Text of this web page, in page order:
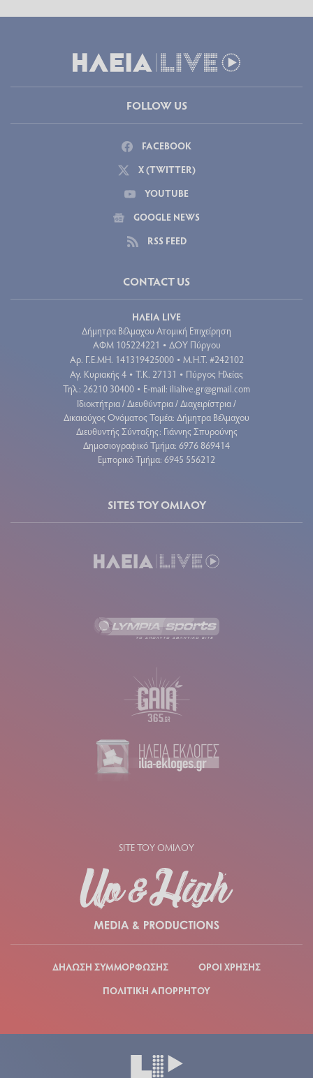
FOLLOW US
FACEBOOK
X (TWITTER)
YOUTUBE
GOOGLE NEWS
RSS FEED
CONTACT US
ΗΛΕΙΑ LIVE
Δήμητρα Βέλμαχου Ατομική Επιχείρηση
ΑΦΜ 105224221 • ΔΟΥ Πύργου
Aρ. Γ.Ε.ΜΗ. 141319425000 • Μ.Η.Τ. #242102
Αγ. Κυριακής 4 • Τ.Κ. 27131 • Πύργος Ηλείας
Τηλ.: 26210 30400 • E-mail: ilialive.gr@gmail.com
Ιδιοκτήτρια / Διευθύντρια / Διαχειρίστρια /
Δικαιούχος Ονόματος Τομέα: Δήμητρα Βέλμαχου
Διευθυντής Σύνταξης: Γιάννης Σπυρούνης
Δημοσιογραφικό Τμήμα: 6976 869414
Εμπορικό Τμήμα: 6945 556212
SITES ΤΟΥ ΟΜΙΛΟΥ
SITE ΤΟΥ ΟΜΙΛΟΥ
ΔΗΛΩΣΗ ΣΥΜΜΟΡΦΩΣΗΣ
ΟΡΟΙ ΧΡΗΣΗΣ
ΠΟΛΙΤΙΚΗ ΑΠΟΡΡΗΤΟΥ